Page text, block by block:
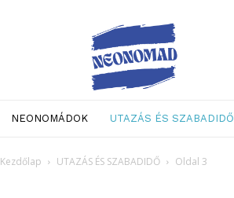
Neo
Nomad
NEONOMÁDOK UTAZÁS ÉS SZABADIDŐ
Kezdőlap UTAZÁS ÉS SZABADIDŐ Oldal 3